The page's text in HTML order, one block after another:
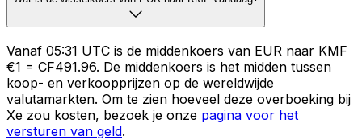
Vanaf 05:31 UTC is de middenkoers van EUR naar KMF
€1 = CF491.96. De middenkoers is het midden tussen
koop- en verkoopprijzen op de wereldwijde
valutamarkten. Om te zien hoeveel deze overboeking bij
Xe zou kosten, bezoek je onze pagina voor het
versturen van geld.